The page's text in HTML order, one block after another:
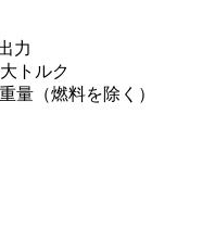
力
トルク
量（燃料を除く）